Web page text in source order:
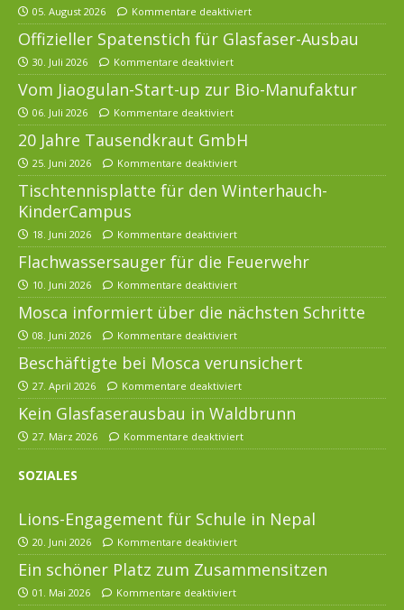
05. August 2026 Kommentare deaktiviert
Offizieller Spatenstich für Glasfaser-Ausbau
30. Juli 2026 Kommentare deaktiviert
Vom Jiaogulan-Start-up zur Bio-Manufaktur
06. Juli 2026 Kommentare deaktiviert
20 Jahre Tausendkraut GmbH
25. Juni 2026 Kommentare deaktiviert
Tischtennisplatte für den Winterhauch-
KinderCampus
18. Juni 2026 Kommentare deaktiviert
Flachwassersauger für die Feuerwehr
10. Juni 2026 Kommentare deaktiviert
Mosca informiert über die nächsten Schritte
08. Juni 2026 Kommentare deaktiviert
Beschäftigte bei Mosca verunsichert
27. April 2026 Kommentare deaktiviert
Kein Glasfaserausbau in Waldbrunn
27. März 2026 Kommentare deaktiviert
SOZIALES
Lions-Engagement für Schule in Nepal
20. Juni 2026 Kommentare deaktiviert
Ein schöner Platz zum Zusammensitzen
01. Mai 2026 Kommentare deaktiviert